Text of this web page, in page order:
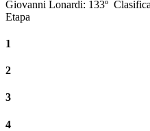
Giovanni Lonardi: 133º
Etapa
1
2
3
4